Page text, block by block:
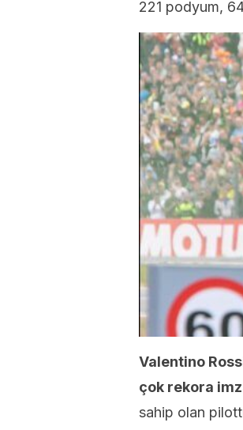
221 podyum,
Valentino
çok rekora
sahip olan